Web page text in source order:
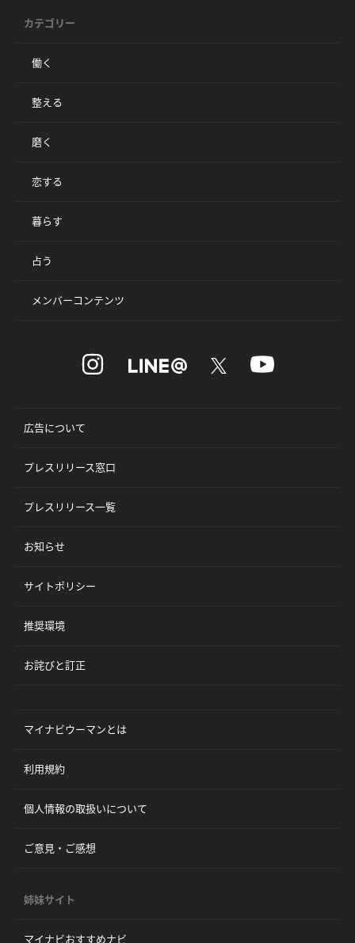
カテゴリー
働く
整える
磨く
恋する
暮らす
占う
メンバーコンテンツ
広告について
プレスリリース窓口
プレスリリース一覧
お知らせ
サイトポリシー
推奨環境
お詫びと訂正
マイナビウーマンとは
利用規約
個人情報の取扱いについて
ご意見・ご感想
姉妹サイト
マイナビおすすめナビ